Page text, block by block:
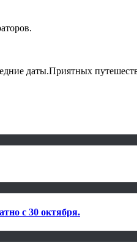
даты.Приятных
c 30 октября.